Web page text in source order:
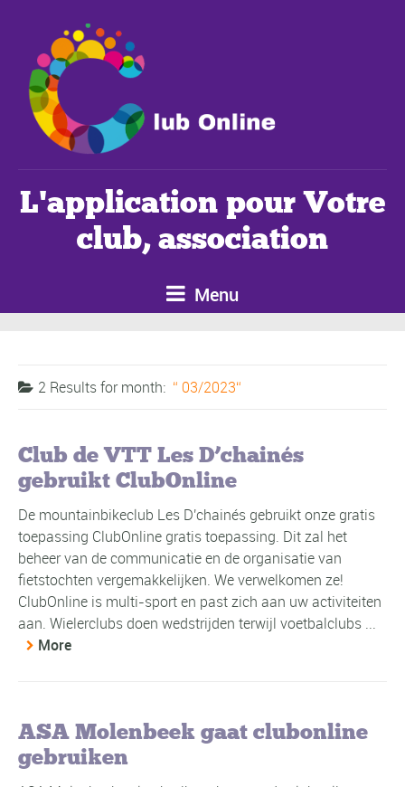
L'application pour Votre
club, association
Menu
2 Results formonth: 03/2023
Club de VTT Les D’chainés
gebruikt ClubOnline
De mountainbikeclub Les D'chainés gebruikt onze gratis
toepassing ClubOnline gratis toepassing. Dit zal het
beheer van de communicatie en de organisatie van
fietstochten vergemakkelijken. We verwelkomen ze!
ClubOnline is multi-sport en past zich aan uw activiteiten
aan. Wielerclubs doen wedstrijden terwijl voetbalclubs ...
More
ASA Molenbeek gaat clubonline
gebruiken